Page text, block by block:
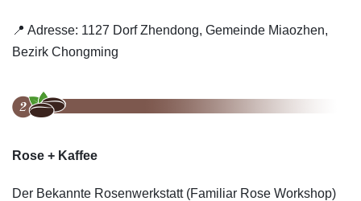
📍 Adresse: 1127 Dorf Zhendong, Gemeinde Miaozhen,
Bezirk Chongming
Rose + Kaffee
Der Bekannte Rosenwerkstatt (Familiar Rose Workshop)